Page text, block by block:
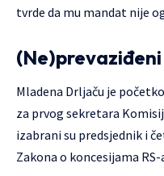
tvrde da mu mandat nije
Mladena Drljaču je
za prvog sekretara
izabrani su predsjednik i
Zakona o koncesijama RS-